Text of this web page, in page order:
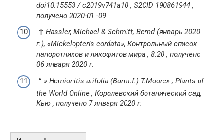
doi10.15553 / c2019v741a10 , S2CID 190861944 ,
получено 2020-01 -09
↑ Hassler, Michael & Schmitt, Bernd (январь 2020
г.), «Mickelopteris cordata», Контрольный список
папоротников и ликофитов мира , 8.20 , получено
06января 2020 г.
^ » Hemionitis arifolia (Burm.f.) T.Moore» , Plants of
the World Online , Королевский ботанический сад,
Кью , получено 7января 2020 г.